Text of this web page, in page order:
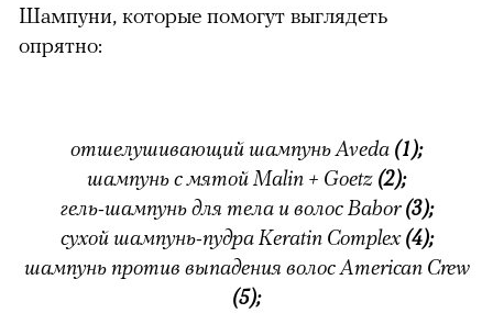
Шампуни, которые помогут выглядеть
опрятно:
отшелушивающий шампунь Aveda (1);
шампунь с мятой Malin + Goetz (2);
гель-шампунь для тела и волос Babor(3);
сухой шампунь-пудра Keratin Complex(4);
шампунь против выпадения волос American Crew
(5);